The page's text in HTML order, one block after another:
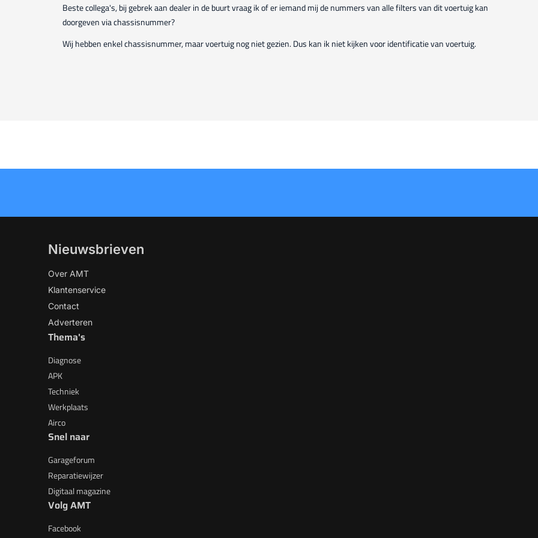
Beste collega's, bij gebrek aan dealer in de buurt vraag ik of er iemand mij de nummers van alle filters van dit voertuig kan
doorgeven via chassisnummer?
Wij hebben enkel chassisnummer, maar voertuig nog niet gezien. Dus kan ik niet kijken voor identificatie van voertuig.
Nieuwsbrieven
Over AMT
Klantenservice
Contact
Adverteren
Thema's
Diagnose
APK
Techniek
Werkplaats
Airco
Snel naar
Garageforum
Reparatiewijzer
Digitaal magazine
Volg AMT
Facebook